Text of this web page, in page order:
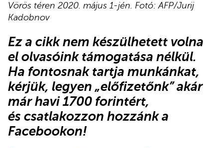
Vörös téren 2020. május 1-jén. Fotó: AFP/Jurij
Kadobnov
Ez a cikk nem készülhetett volna
el olvasóink támogatása nélkül.
Ha fontosnak tartja munkánkat,
kérjük, legyen „előfizetőnk”akár
már havi 1700 forintért,
és csatlakozzon hozzánk a
Facebookon!